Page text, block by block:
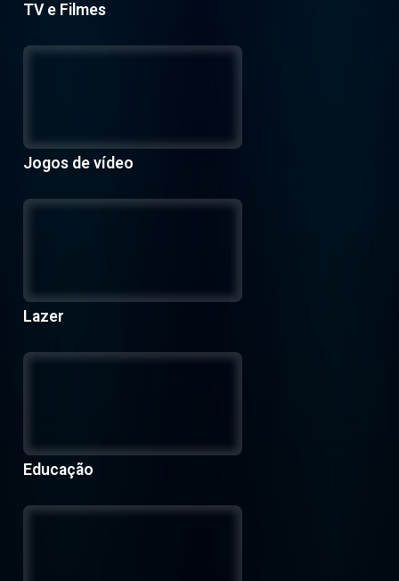
TV e Filmes
Jogos de vídeo
Lazer
Educação